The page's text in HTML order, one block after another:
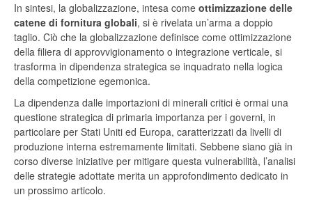
In sintesi, la globalizzazione, intesa come ottimizzazione delle
catene di fornitura globali, si è rivelata un’arma a doppio
taglio. Ciò che la globalizzazione definisce come ottimizzazione
della filiera di approvvigionamento o integrazione verticale, si
trasforma in dipendenza strategica se inquadrato nella logica
della competizione egemonica.
La dipendenza dalle importazioni di minerali critici è ormai una
questione strategica di primaria importanza per i governi, in
particolare per Stati Uniti ed Europa, caratterizzati da livelli di
produzione interna estremamente limitati. Sebbene siano già in
corso diverse iniziative per mitigare questa vulnerabilità, l’analisi
delle strategie adottate merita un approfondimento dedicato in
un prossimo articolo.